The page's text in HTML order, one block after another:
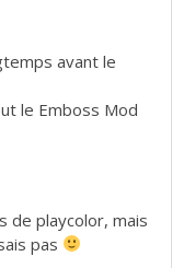
avant le
le Emboss Mod
de playcolor, mais
pas